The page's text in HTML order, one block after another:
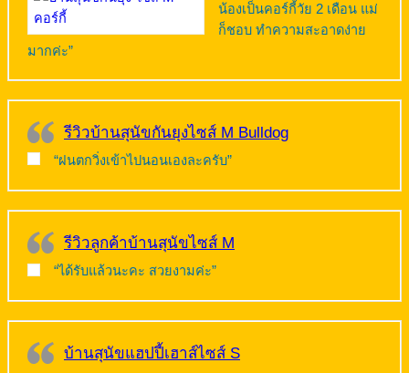
น้องเป็นคอร์กี้วัย 2 เดือน แม่
ก็ชอบ ทำความสะอาดง่าย
มากค่ะ”
รีวิวบ้านสุนัขกันยุงไซส์ M Bulldog
“ฝนตกวิ่งเข้าไปนอนเองละครับ”
รีวิวลูกค้าบ้านสุนัขไซส์ M
“ได้รับแล้วนะคะ สวยงามค่ะ”
บ้านสุนัขแฮปปี้เฮาส์ไซส์ S